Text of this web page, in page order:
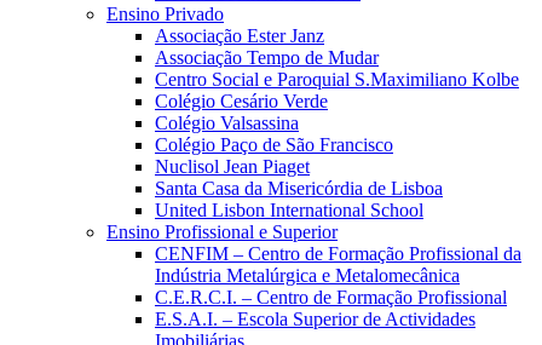
Ensino Privado
Associação Ester Janz
Associação Tempo de Mudar
Centro Social e Paroquial S.Maximiliano Kolbe
Colégio Cesário Verde
Colégio Valsassina
Colégio Paço de São Francisco
Nuclisol Jean Piaget
Santa Casa da Misericórdia de Lisboa
United Lisbon International School
Ensino Profissional e Superior
CENFIM – Centro de Formação Profissional da
Indústria Metalúrgica e Metalomecânica
C.E.R.C.I. – Centro de Formação Profissional
E.S.A.I. – Escola Superior de Actividades
Imobiliárias